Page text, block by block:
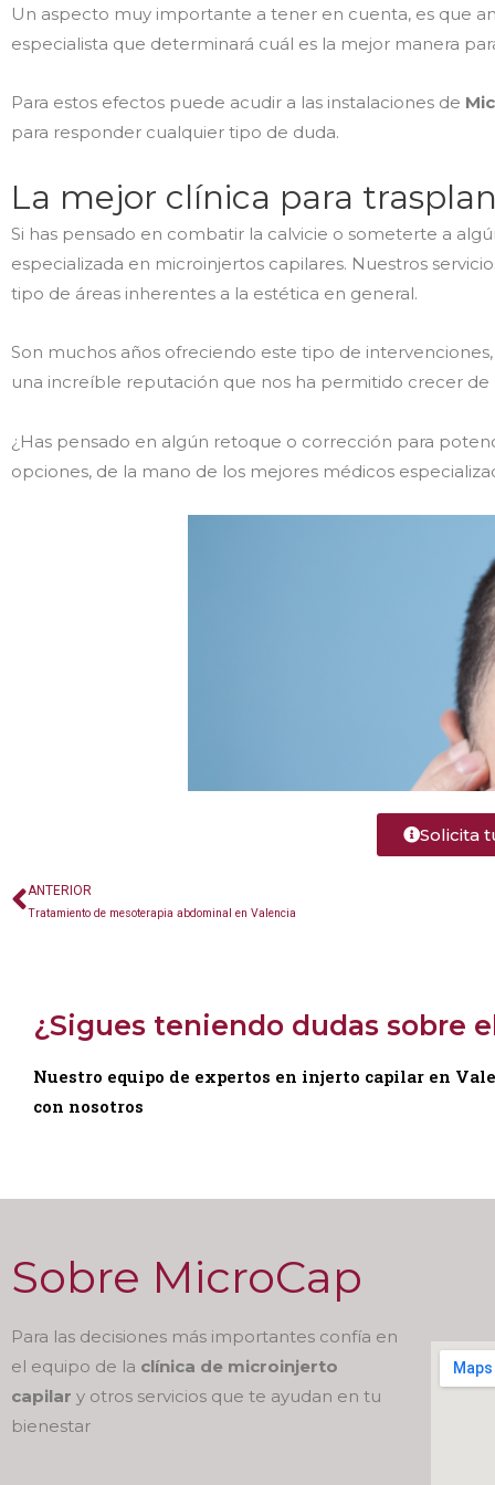
Un aspecto muy importante a tener en cuenta, es que
especialista que determinará cuál es la mejor manera
Para estos efectos puede acudir a las instalaciones de
para responder cualquier tipo de duda.
La mejor clínica para
Si has pensado en combatir la calvicie o someterte a
especializada en microinjertos capilares. Nuestros
tipo de áreas inherentes a la estética en general.
Son muchos años ofreciendo este tipo de
una increíble reputación que nos ha permitido crecer
¿Has pensado en algún retoque o corrección para
opciones, de la mano de los mejores médicos
Solicita
ANTERIOR
Tratamiento de mesoterapia abdominal en Valencia
¿Sigues teniendo dudas sobre
Nuestro equipo de expertos en injerto capilar en
con nosotros
Sobre MicroCap
Para las decisiones más importantes confía en
el equipo de la clínica de microinjerto
capilar y otros servicios que te ayudan en tu
bienestar